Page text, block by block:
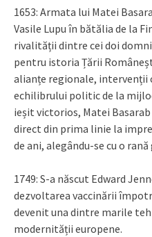
1653: Armata lui Matei
Vasile Lupu în bătălia de la
rivalității dintre cei doi
pentru istoria Țării
alianțe regionale, intervenții
echilibrului politic de la
ieșit victorios, Matei
direct din prima linie la
de ani, alegându-se cu o
1749: S-a născut Edward
dezvoltarea vaccinării
devenit una dintre marile
modernității europene.